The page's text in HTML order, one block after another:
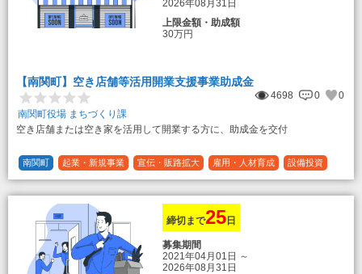
2026年08月31日
上限金額・助成額
30万円
【南関町】空き店舗等活用開業支援事業助成金
4698 0
0
南関町役場 まちづくり課
空き店舗または空き家を活用して開業する方に、助成金を交付
南関町 起業・新規事業 宣伝・販路拡大 雇用・人材育成
設備投資
運転資金
連携（地域活性化） ～30万円 1/3 (33%)
締切まで25 日
募集期間
2021年04月01日 ～
2026年08月31日